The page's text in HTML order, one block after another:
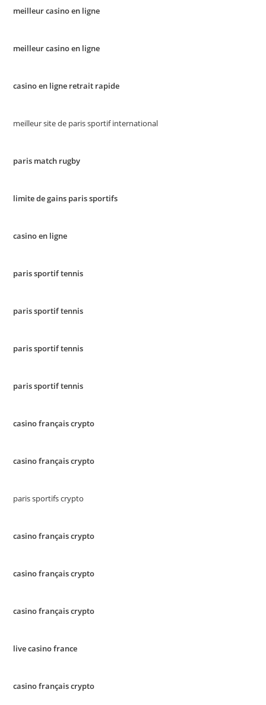
meilleur casino en ligne
meilleur casino en ligne
casino en ligne retrait rapide
meilleur site de paris sportif international
paris match rugby
limite de gains paris sportifs
casino en ligne
paris sportif tennis
paris sportif tennis
paris sportif tennis
paris sportif tennis
casino français crypto
casino français crypto
paris sportifs crypto
casino français crypto
casino français crypto
casino français crypto
live casino france
casino français crypto